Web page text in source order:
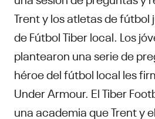
Trent y los atletas de fútbol
de Fútbol Tiber local. Los
plantearon una serie de
héroe del fútbol local les
Under Armour. El Tiber
una academia que Trent y